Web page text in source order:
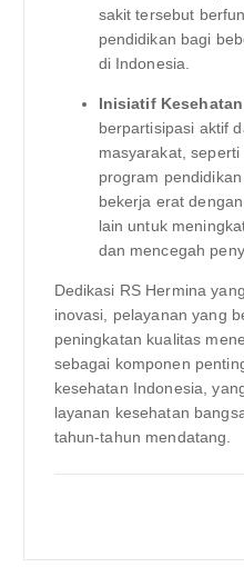
sakit tersebut
pendidikan bagi
di Indonesia.
Inisiatif
berpartisipasi aktif
masyarakat,
program
bekerja erat
lain untuk
dan mencegah
Dedikasi RS Hermina
inovasi, pelayanan yang
peningkatan kualitas
sebagai komponen
kesehatan Indonesia,
layanan kesehatan
tahun-tahun mendatang.